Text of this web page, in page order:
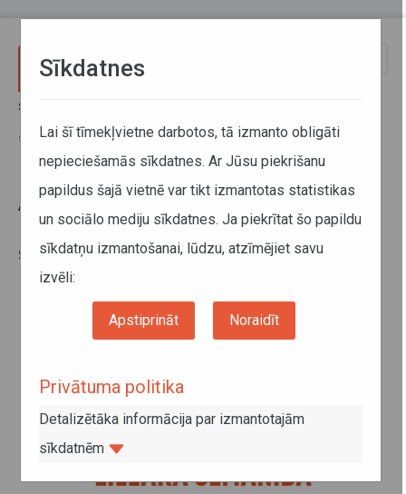
Sākums
sabiedriskā transporta pasažieriem
Autotransporta direkcija aicinās
pievērst uzmanību mazākajiem
sabiedriskā transporta
pasažieriem
Sīkdatnes
Lai šī tīmekļvietne darbotos, tā izmanto obligāti
nepieciešamās sīkdatnes. Ar Jūsu piekrišanu
papildus šajā vietnē var tikt izmantotas statistikas
un sociālo mediju sīkdatnes. Ja piekrītat šo papildu
sīkdatņu izmantošanai, lūdzu, atzīmējiet savu
izvēli:
Apstiprināt Noraidīt
Privātuma politika
Detalizētāka informācija par izmantotajām
sīkdatnēm